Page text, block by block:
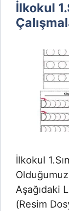
İlkokul
İlkokul
Aşağıdaki
(Resim